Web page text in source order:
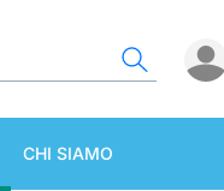
CHI SIAMO